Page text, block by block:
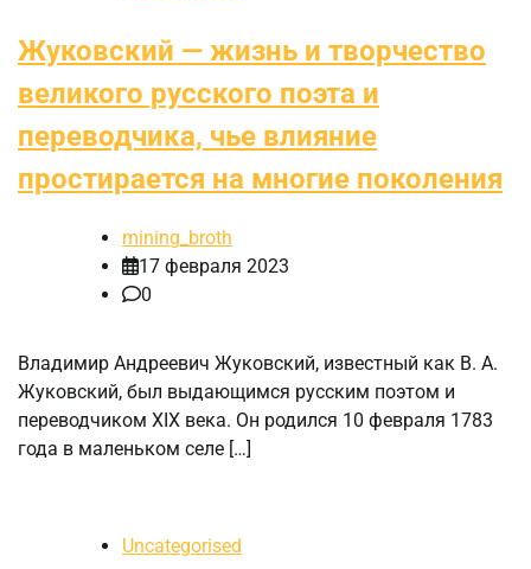
Жуковский — жизнь и творчество
великого русского поэта и
переводчика, чье влияние
простирается на многие поколения
mining_broth
17 февраля 2023
0
Владимир Андреевич Жуковский, известный как В. А.
Жуковский, был выдающимся русским поэтом и
переводчиком XIX века. Он родился 10 февраля 1783
года в маленьком селе […]
Uncategorised